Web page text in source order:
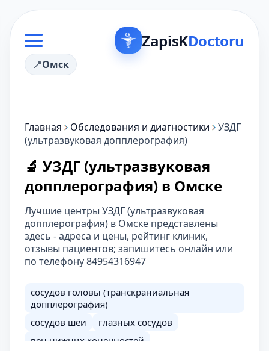
ZapisKDoctoru
Омск
Главная Обследования и диагностики
УЗДГ
(ультразвуковая допплерография)
🔬 УЗДГ (ультразвуковая
допплерография) в Омске
Лучшие центры УЗДГ (ультразвуковая
допплерография) в Омске представлены
здесь - адреса и цены, рейтинг клиник,
отзывы пациентов; запишитесь онлайн или
по телефону 84954316947
сосудов головы (транскраниальная
допплерография)
сосудов шеи
глазных сосудов
вен нижних конечностей